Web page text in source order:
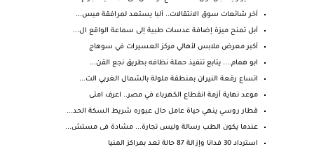
آخر شائعات سوق الانتقالات.. ألبا يستعد لمرافقة ميس...
آبل تمنح ميزة إضافة عدسات طبية إلى سماعة الواقع ال...
أكبر معرض ملابس لأهالي مركز العسيرات في سوهاج
ابو همام.... يتابع تنفيذ حملة نظافه بطريق نجع القن...
اتساع رقعة النيران بمنطقة ملولة بالشمال الغربي الت...
موعد نهاية أزمة انقطاع الكهرباء في مصر.. اعرف امتى
قطار روسي ينهي حياة عامل حال عبوره شريط السكة الحد...
عندما يكون الطب رسالة وليس تجارة... مشادة فى مستش...
استرداد 30 فدانا وإزالة 87 حالة تعد بمراكز المنيا